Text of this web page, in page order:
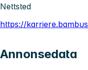
Nettsted
https://
Annonsedata